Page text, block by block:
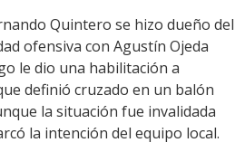
Quintero se hizo dueño del
ofensiva con Agustín Ojeda
le dio una habilitación a
definió cruzado en un balón
la situación fue invalidada
la intención del equipo local.